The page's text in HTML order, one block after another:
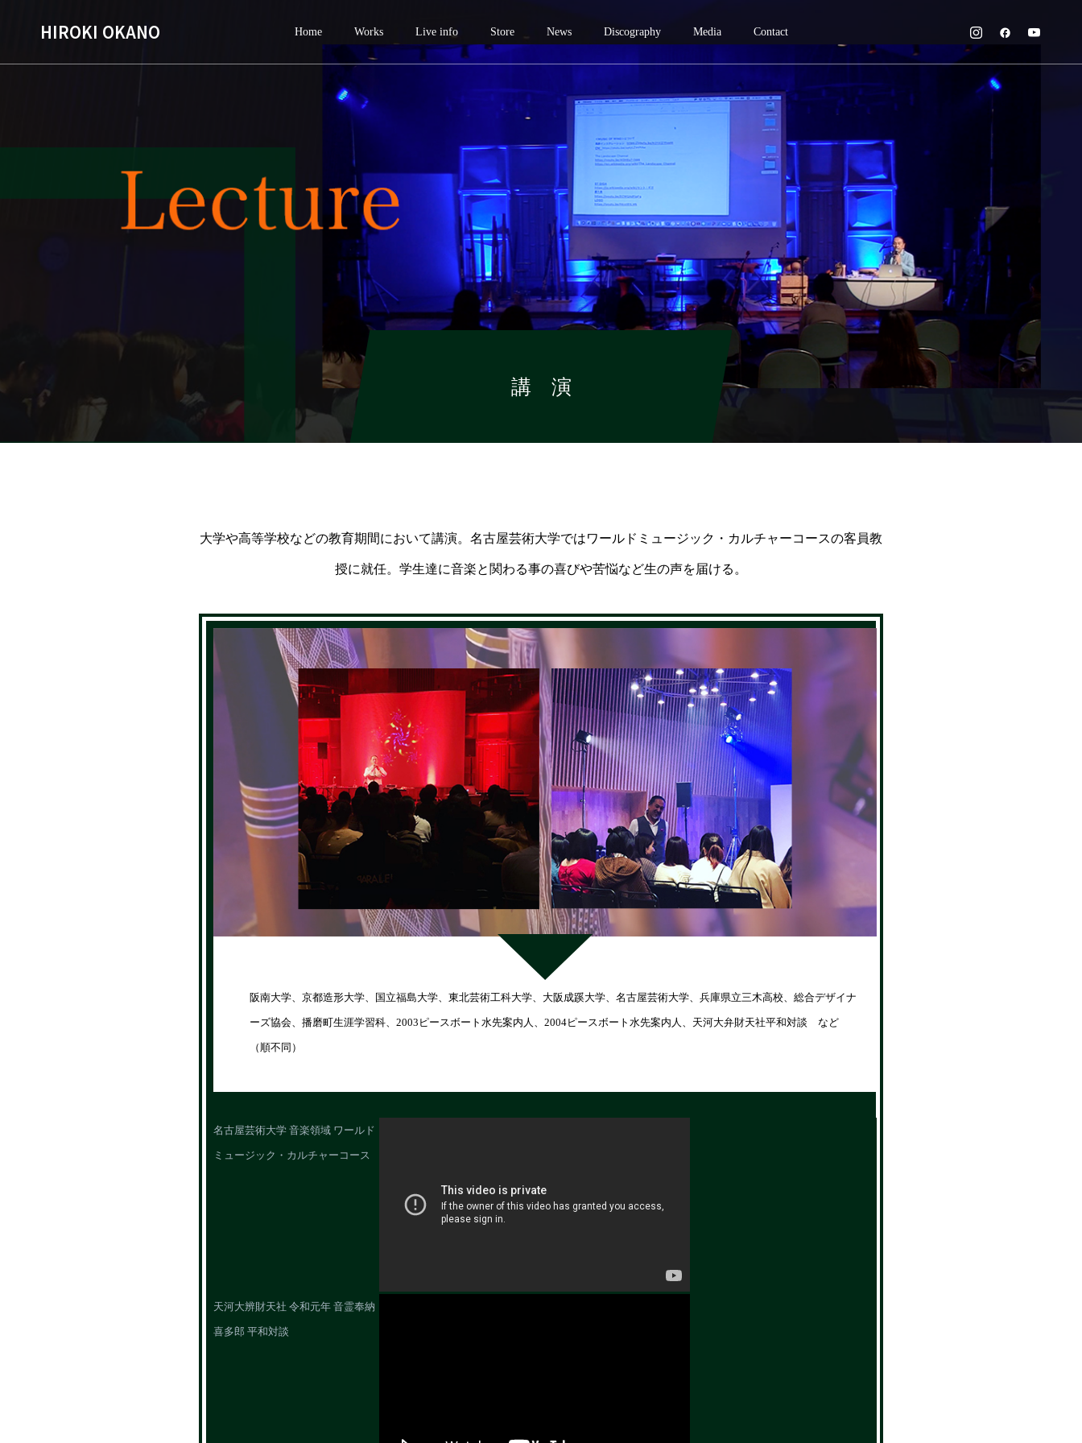
HIROKI OKANO Home Works Live info Store News Discography Media Contact
講 演
大学や高等学校などの教育期間において講演。名古屋芸術大学ではワールドミュージック・カルチャーコースの客員教
授に就任。学生達に音楽と関わる事の喜びや苦悩など生の声を届ける。
阪南大学、京都造形大学、国立福島大学、東北芸術工科大学、大阪成蹊大学、名古屋芸術大学、兵庫県立三木高校、総合デザイナ
ーズ協会、播磨町生涯学習科、2003ピースボート水先案内人、2004ピースボート水先案内人、天河大弁財天社平和対談 など
（順不同）
名古屋芸術大学 音楽領域 ワールド
ミュージック・カルチャーコース
天河大辨財天社 令和元年 音霊奉納
喜多郎 平和対談